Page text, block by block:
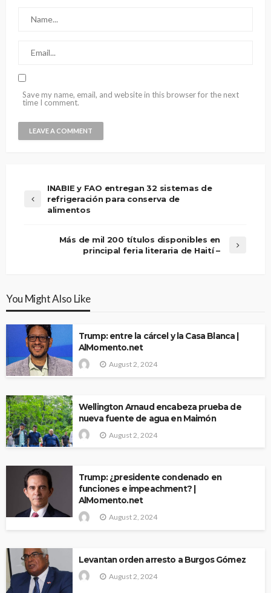
Save my name, email, and website in this browser for the next
time I comment.
INABIE y FAO entregan 32 sistemas de
refrigeración para conserva de
alimentos
Más de mil 200 títulos disponibles en
principal feria literaria de Haití –
You Might Also Like
Trump: entre la cárcel y la Casa Blanca |
AlMomento.net
August 2, 2024
Wellington Arnaud encabeza prueba de
nueva fuente de agua en Maimón
August 2, 2024
Trump: ¿presidente condenado en
funciones e impeachment? |
AlMomento.net
August 2, 2024
Levantan orden arresto a Burgos Gómez
August 2, 2024